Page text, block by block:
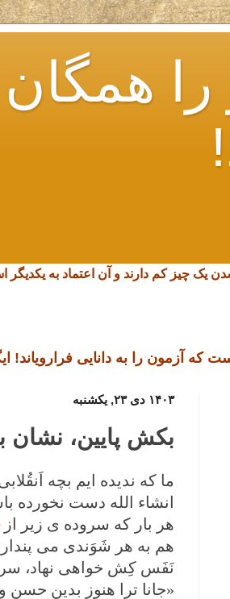
همگان
یک چیز کم دارند و آن اعتماد به
که آزمون را به دانایی فرارویاند!
۱۴۰۳ دی ۲۳, یکشنبه
بکش پایین، نشان
ما که ندیده ایم بچه
انشاء الله دست نخورده
هر بار که سروده ی زیر از
هم به هر شَوَندی می
نَفَس کِش خواهی نهاد،
«جانا ترا هنوز بدین حسن